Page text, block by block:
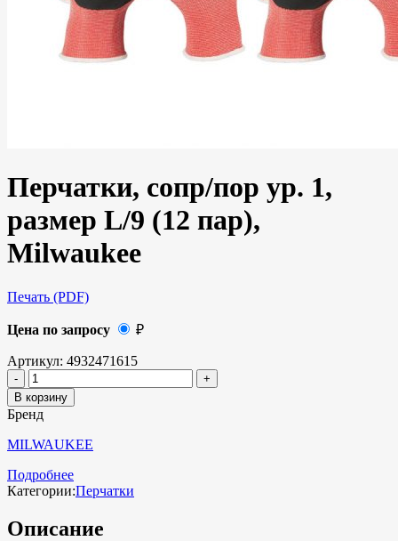
Перчатки, сопр/пор ур. 1,
размер L/9 (12 пар),
Milwaukee
Печать (PDF)
Цена по запросу ₽
Артикул: 4932471615
В корзину
Бренд
MILWAUKEE
Подробнее
Категории:Перчатки
Описание